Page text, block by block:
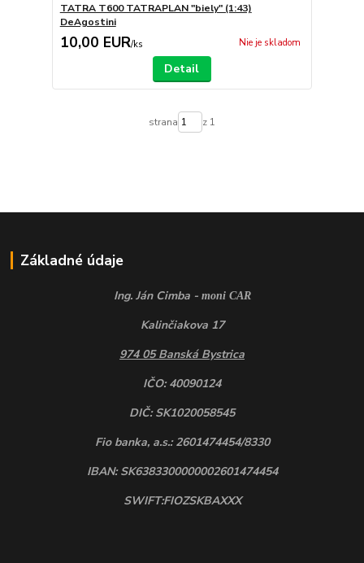
TATRA T600 TATRAPLAN "biely" (1:43)
DeAgostini
10,00 EUR/ks Nie je skladom
Detail
strana z 1
Základné údaje
Ing. Ján Cimba - moni CAR
Kalinčiakova 17
974 05 Banská Bystrica
IČO: 40090124
DIČ: SK1020058545
Fio banka, a.s.: 2601474454/8330
IBAN: SK6383300000002601474454
SWIFT:FIOZSKBAXXX